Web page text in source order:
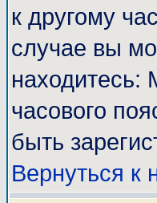
к другому
случае вы
находитесь:
часового
быть
Вернуться к